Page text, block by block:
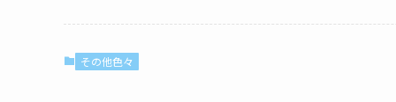
その他色々